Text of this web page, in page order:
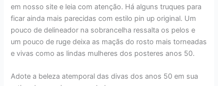
em nosso site e leia com atenção. Há alguns truques para
ficar ainda mais parecidas com estilo pin up original. Um
pouco de delineador na sobrancelha ressalta os pelos e
um pouco de ruge deixa as maçãs do rosto mais torneadas
e vivas como as lindas mulheres dos posteres anos 50.
Adote a beleza atemporal das divas dos anos 50 em sua